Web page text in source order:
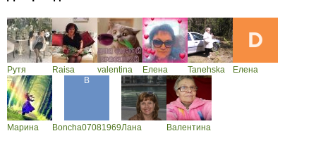
Рутя Raisa valentina Елена Tanehska Елена
Марина Boncha07081969Лана Валентина